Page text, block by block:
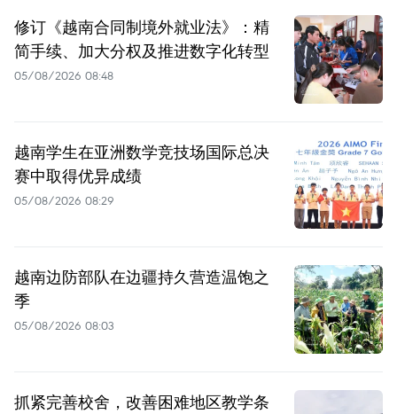
修订《越南合同制境外就业法》：精
简手续、加大分权及推进数字化转型
05/08/2026 08:48
越南学生在亚洲数学竞技场国际总决
赛中取得优异成绩
05/08/2026 08:29
越南边防部队在边疆持久营造温饱之
季
05/08/2026 08:03
抓紧完善校舍，改善困难地区教学条